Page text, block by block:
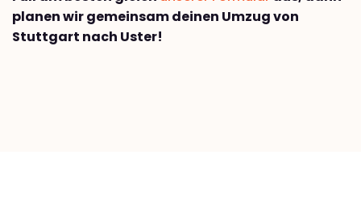
planen wir gemeinsam deinen Umzug von
Stuttgart nach Uster!